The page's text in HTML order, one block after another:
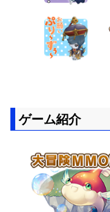
ゲーム紹介